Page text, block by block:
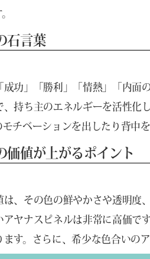
石言葉
成功」「勝利」「情熱」「内面
持ち主のエネルギーを活性化
チベーションを出したり背中
価値が上がるポイント
は、その色の鮮やかさや透明度
ヤナスピネルは非常に高価で
す。さらに、希少な色合いの